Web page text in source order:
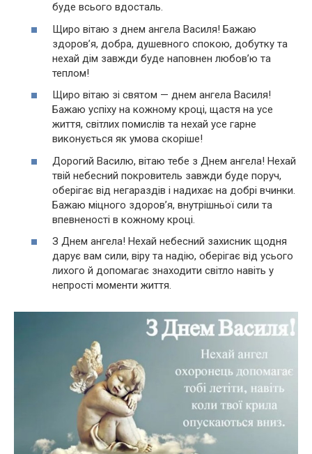
буде всього вдосталь.
Щиро вітаю з днем ангела Василя! Бажаю
здоров’я, добра, душевного спокою, добутку та
нехай дім завжди буде наповнен любов’ю та
теплом!
Щиро вітаю зі святом — днем ангела Василя!
Бажаю успіху на кожному кроці, щастя на усе
життя, світлих помислів та нехай усе гарне
виконується як умова скоріше!
Дорогий Василю, вітаю тебе з Днем ангела! Нехай
твій небесний покровитель завжди буде поруч,
оберігає від негараздів і надихає на добрі вчинки.
Бажаю міцного здоров’я, внутрішньої сили та
впевненості в кожному кроці.
З Днем ангела! Нехай небесний захисник щодня
дарує вам сили, віру та надію, оберігає від усього
лихого й допомагає знаходити світло навіть у
непрості моменти життя.